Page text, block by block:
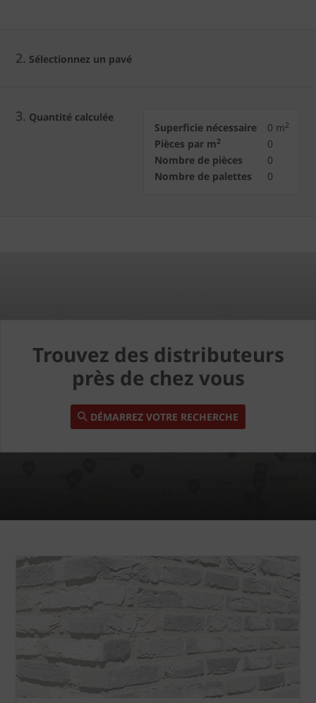
2. Sélectionnez un pavé
3. Quantité calculée
Superficie nécessaire 0 m2
Pièces par m2
0
Nombre de pièces
0
Nombre de palettes
0
Trouvez des distributeurs
près de chez vous
DÉMARREZ VOTRE RECHERCHE